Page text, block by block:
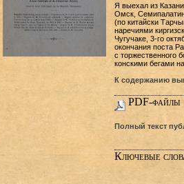
Я выехал из
Омск,
(по китайски
наречиями
Чугучаке, 3-го
окончания поста
с торжественного
конскими бегами
К содержанию
PDF-файлы
Полный текст
Ключевые